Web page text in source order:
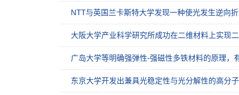
NTT与英国兰卡斯特大学发现一种使光发生逆向
大阪大学产业科学研究所成功在二维材料上实现
广岛大学等明确强弹性-强磁性多铁材料的原理，
东京大学开发出兼具光稳定性与光分解性的高分